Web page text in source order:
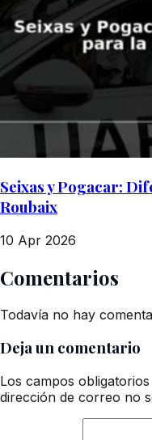
Seixas y Pogacar:
Roubaix
10 Apr 2026
Comentarios
Todavía no hay
Deja un comentario
Los campos
dirección de correo no